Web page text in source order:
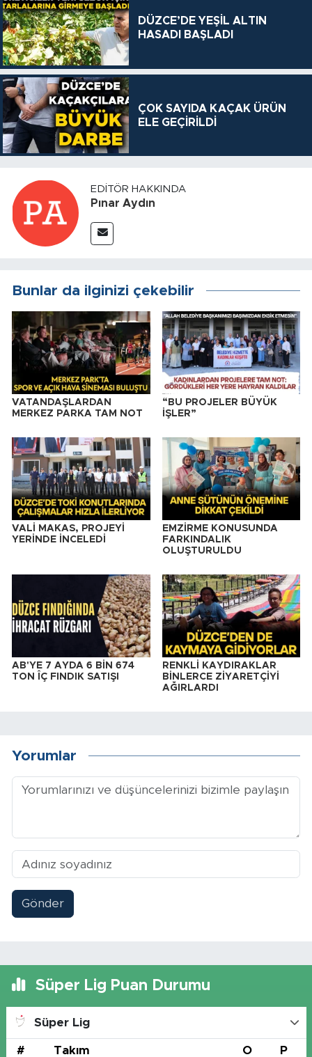
DÜZCE’DE YEŞİL ALTIN
HASADI BAŞLADI
ÇOK SAYIDA KAÇAK ÜRÜN
ELE GEÇİRİLDİ
EDITÖR HAKKINDA
Pınar Aydın
Bunlar da ilginizi çekebilir
VATANDAŞLARDAN
MERKEZ PARKA TAM NOT
“BU PROJELER BÜYÜK
İŞLER”
VALİ MAKAS, PROJEYİ
YERİNDE İNCELEDİ
EMZİRME KONUSUNDA
FARKINDALIK
OLUŞTURULDU
AB'YE 7 AYDA 6 BİN 674
TON ÎÇ FINDIK SATIŞI
RENKLİ KAYDIRAKLAR
BİNLERCE ZİYARETÇİYİ
AĞIRLARDI
Yorumlar
Gönder
Süper Lig Puan Durumu
Süper Lig
# Takım O P